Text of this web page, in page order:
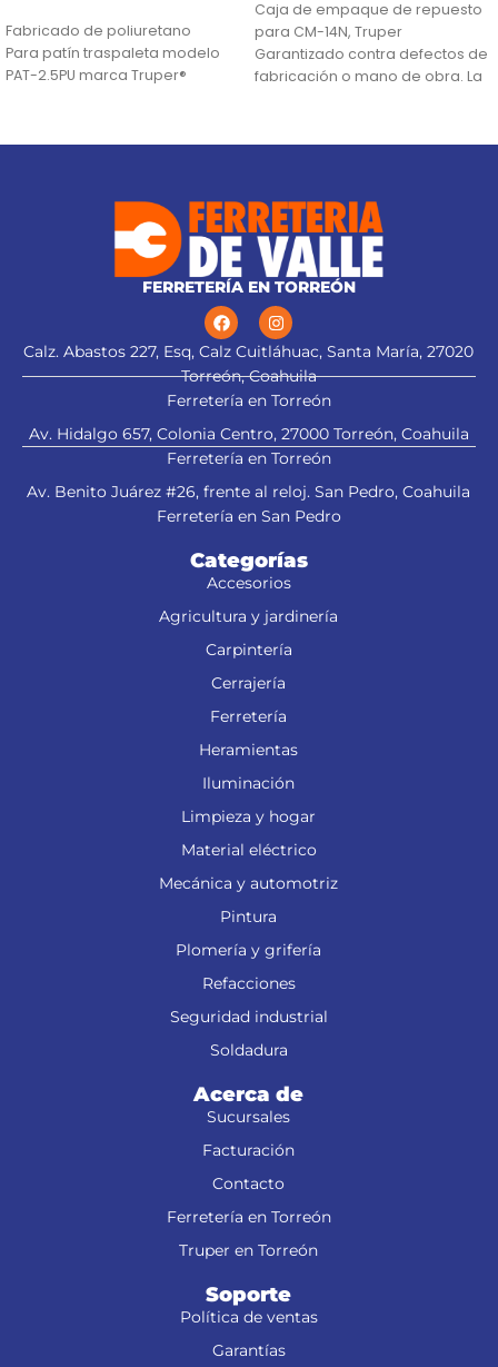
Fabricado de poliuretano
Para patín traspaleta modelo
PAT-2.5PU marca Truper®
Caja de empaque de repuesto
para CM-14N, Truper
Garantizado contra defectos de
fabricación o mano de obra. La
FERRETERÍA EN TORREÓN
Calz. Abastos 227, Esq, Calz Cuitláhuac, Santa María, 27020
Torreón, Coahuila
Ferretería en Torreón
Av. Hidalgo 657, Colonia Centro, 27000 Torreón, Coahuila
Ferretería en Torreón
Av. Benito Juárez #26, frente al reloj. San Pedro, Coahuila
Ferretería en San Pedro
Categorías
Accesorios
Agricultura y jardinería
Carpintería
Cerrajería
Ferretería
Heramientas
Iluminación
Limpieza y hogar
Material eléctrico
Mecánica y automotriz
Pintura
Plomería y grifería
Refacciones
Seguridad industrial
Soldadura
Acerca de
Sucursales
Facturación
Contacto
Ferretería en Torreón
Truper en Torreón
Soporte
Política de ventas
Garantías